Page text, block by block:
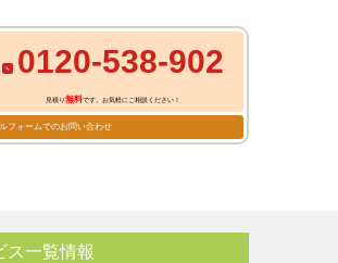
0120-538-902
見積り無料です。お気軽にご相談ください！
フォームでのお問い合わせ
ス一覧情報